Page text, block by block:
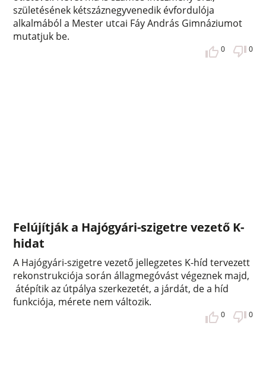
születésének kétszáznegyvenedik évfordulója
alkalmából a Mester utcai Fáy András Gimnáziumot
mutatjuk be.
0 0
Felújítják a Hajógyári-szigetre vezető K-
hidat
A Hajógyári-szigetre vezető jellegzetes K-híd tervezett
rekonstrukciója során állagmegóvást végeznek majd,
átépítik az útpálya szerkezetét, a járdát, de a híd
funkciója, mérete nem változik.
0 0